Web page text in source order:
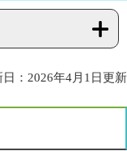
日：2026年4月1日更新